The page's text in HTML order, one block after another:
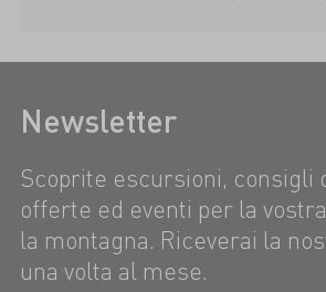
Newsletter
Scoprite escursioni, consigli
offerte ed eventi per la
la montagna. Riceverai la
una volta al mese.